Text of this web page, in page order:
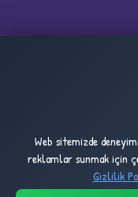
2,496
DÜN
Web sitemizde
reklamlar sunmak için
Gizlilik